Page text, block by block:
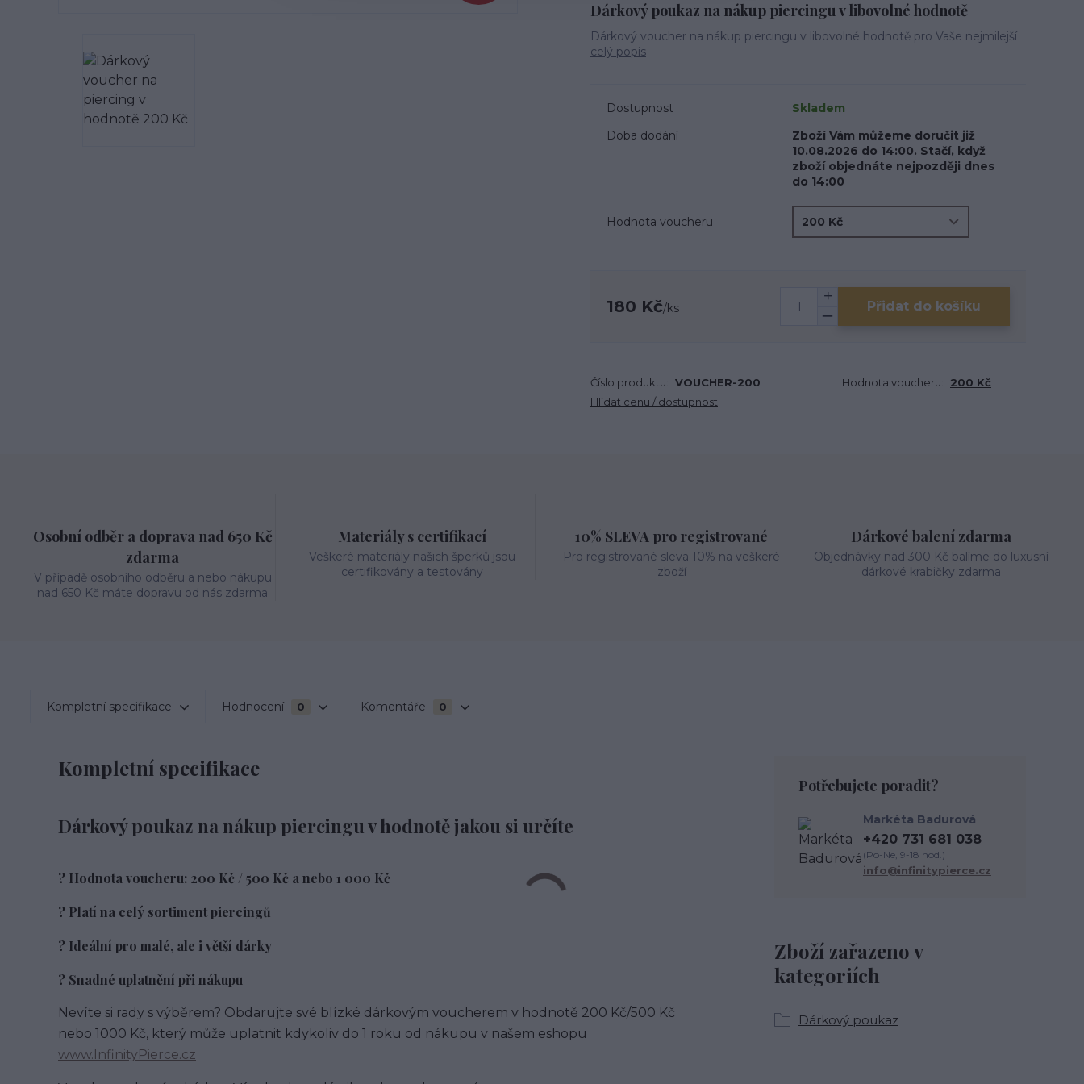
Dárkový poukaz na nákup piercingu v libovolné hodnotě
Dárkový voucher na nákup piercingu v libovolné hodnotě pro Vaše nejmilejší
celý popis
Dostupnost
Skladem
Doba dodání
Zboží Vám můžeme doručit již
10.08.2026 do 14:00. Stačí, když
zboží objednáte nejpozději dnes
do 14:00
Hodnota voucheru
180 Kč/ks Přidat do košíku
Číslo produktu: VOUCHER-200 Hodnota voucheru:
200 Kč
Hlídat cenu / dostupnost
Osobní odběr a doprava nad 650 Kč
zdarma
V případě osobního odběru a nebo nákupu
nad 650 Kč máte dopravu od nás zdarma
Materiály s certifikací
Veškeré materiály našich šperků jsou
certifikovány a testovány
10% SLEVA pro registrované
Pro registrované sleva 10% na veškeré
zboží
Dárkové balení zdarma
Objednávky nad 300 Kč balíme do luxusní
dárkové krabičky zdarma
Kompletní specifikace Hodnocení 0 Komentáře 0
Kompletní specifikace
Dárkový poukaz na nákup piercingu v hodnotě jakou si určíte
? Hodnota voucheru: 200 Kč / 500 Kč a nebo 1 000 Kč
? Platí na celý sortiment piercingů
? Ideální pro malé, ale i větší dárky
? Snadné uplatnění při nákupu
Nevíte si rady s výběrem? Obdarujte své blízké dárkovým voucherem v hodnotě 200 Kč/500 Kč
nebo 1000 Kč, který může uplatnit kdykoliv do 1 roku od nákupu v našem eshopu
www.InfinityPierce.cz
Zboží zařazeno v
kategoriích
Dárkový poukaz
Potřebujete poradit?
Markéta Badurová
+420 731 681 038
(Po-Ne, 9-18 hod.)
info@infinitypierce.cz